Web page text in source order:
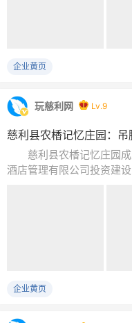
企业黄页
玩慈利网 Lv.9
慈利县农楿记忆庄园：
慈利县农楿记忆庄园成
酒店管理有限公司投资建
企业黄页